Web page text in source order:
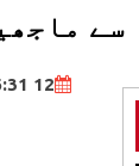
تک روزانہ
12 Jul 2025 12:16:31